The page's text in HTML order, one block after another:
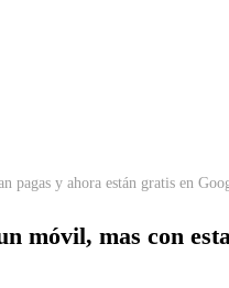
pagas y ahora están gratis en
móvil, mas con